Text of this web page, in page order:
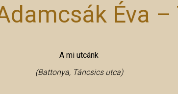
Éva
A mi utcánk
(Battonya, Táncsics utca)